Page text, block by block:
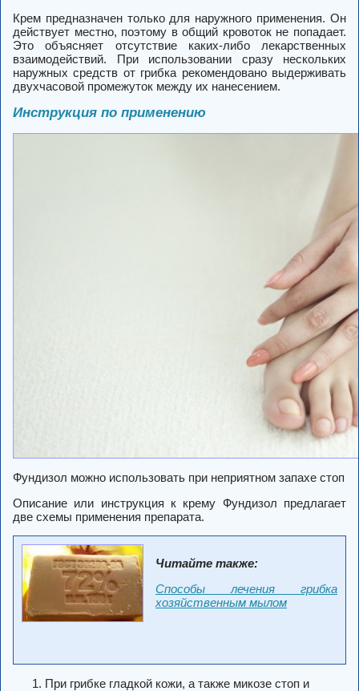
Крем предназначен только для наружного применения. Он
действует местно, поэтому в общий кровоток не попадает.
Это объясняет отсутствие каких-либо лекарственных
взаимодействий. При использовании сразу нескольких
наружных средств от грибка рекомендовано выдерживать
двухчасовой промежуток между их нанесением.
Инструкция по применению
Фундизол можно использовать при неприятном запахе стоп
Описание или инструкция к крему Фундизол предлагает
две схемы применения препарата.
Читайте также:
Способы лечения грибка
хозяйственным мылом
При грибке гладкой кожи, а также микозе стоп и